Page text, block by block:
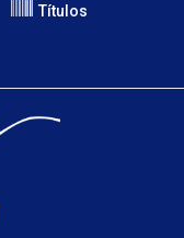
Títulos